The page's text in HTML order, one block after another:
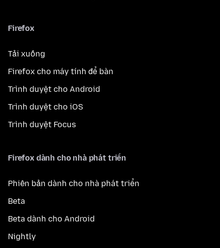
Firefox
Tải xuống
Firefox cho máy tính để bàn
Trình duyệt cho Android
Trình duyệt cho iOS
Trình duyệt Focus
Firefox dành cho nhà phát triển
Phiên bản dành cho nhà phát triển
Beta
Beta dành cho Android
Nightly